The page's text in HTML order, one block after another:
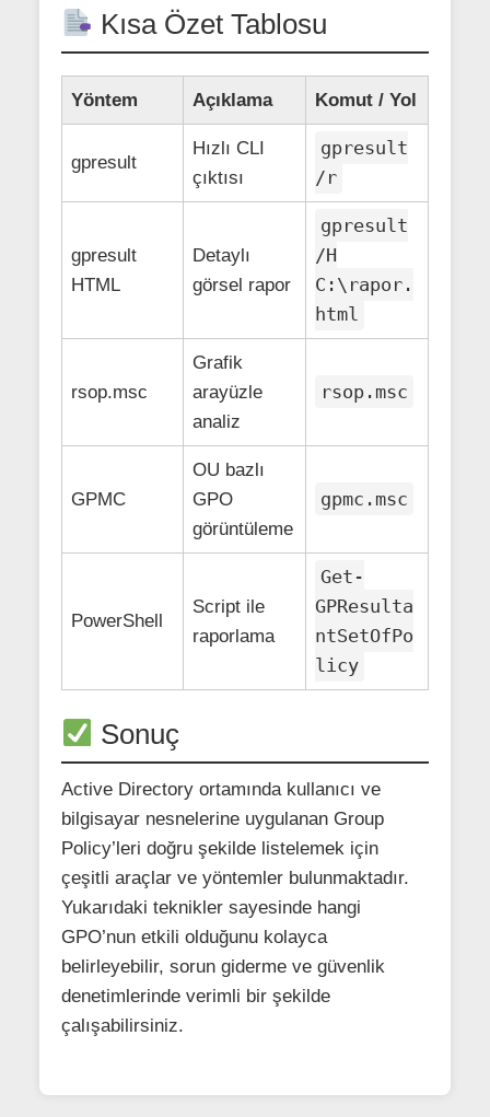
Kısa Özet Tablosu
Yöntem Açıklama Komut / Yol
gpresult
Hızlı CLI
çıktısı
gpresult
/r
gpresult
HTML
Detaylı
görsel rapor
gpresult
/H
C:\rapor.
html
rsop.msc
Grafik
arayüzle
analiz
rsop.msc
GPMC
OU bazlı
GPO
görüntüleme
gpmc.msc
PowerShell
Script ile
raporlama
Get-
GPResulta
ntSetOfPo
licy
Sonuç
Active Directory ortamında kullanıcı ve
bilgisayar nesnelerine uygulanan Group
Policy’leri doğru şekilde listelemek için
çeşitli araçlar ve yöntemler bulunmaktadır.
Yukarıdaki teknikler sayesinde hangi
GPO’nun etkili olduğunu kolayca
belirleyebilir, sorun giderme ve güvenlik
denetimlerinde verimli bir şekilde
çalışabilirsiniz.